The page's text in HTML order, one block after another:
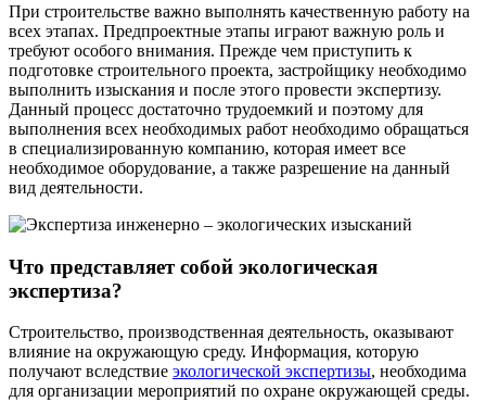
При строительстве важно выполнять качественную работу на
всех этапах. Предпроектные этапы играют важную роль и
требуют особого внимания. Прежде чем приступить к
подготовке строительного проекта, застройщику необходимо
выполнить изыскания и после этого провести экспертизу.
Данный процесс достаточно трудоемкий и поэтому для
выполнения всех необходимых работ необходимо обращаться
в специализированную компанию, которая имеет все
необходимое оборудование, а также разрешение на данный
вид деятельности.
Что представляет собой экологическая
экспертиза?
Строительство, производственная деятельность, оказывают
влияние на окружающую среду. Информация, которую
получают вследствие экологической экспертизы, необходима
для организации мероприятий по охране окружающей среды.